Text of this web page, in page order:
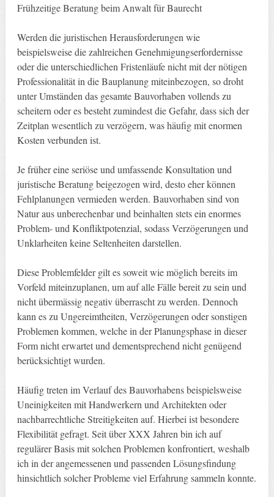
Frühzeitige Beratung beim Anwalt für Baurecht
Werden die juristischen Herausforderungen wie
beispielsweise die zahlreichen Genehmigungserfordernisse
oder die unterschiedlichen Fristenläufe nicht mit der nötigen
Professionalität in die Bauplanung miteinbezogen, so droht
unter Umständen das gesamte Bauvorhaben vollends zu
scheitern oder es besteht zumindest die Gefahr, dass sich der
Zeitplan wesentlich zu verzögern, was häufig mit enormen
Kosten verbunden ist.
Je früher eine seriöse und umfassende Konsultation und
juristische Beratung beigezogen wird, desto eher können
Fehlplanungen vermieden werden. Bauvorhaben sind von
Natur aus unberechenbar und beinhalten stets ein enormes
Problem- und Konfliktpotenzial, sodass Verzögerungen und
Unklarheiten keine Seltenheiten darstellen.
Diese Problemfelder gilt es soweit wie möglich bereits im
Vorfeld miteinzuplanen, um auf alle Fälle bereit zu sein und
nicht übermässig negativ überrascht zu werden. Dennoch
kann es zu Ungereimtheiten, Verzögerungen oder sonstigen
Problemen kommen, welche in der Planungsphase in dieser
Form nicht erwartet und dementsprechend nicht genügend
berücksichtigt wurden.
Häufig treten im Verlauf des Bauvorhabens beispielsweise
Uneinigkeiten mit Handwerkern und Architekten oder
nachbarrechtliche Streitigkeiten auf. Hierbei ist besondere
Flexibilität gefragt. Seit über XXX Jahren bin ich auf
regulärer Basis mit solchen Problemen konfrontiert, weshalb
ich in der angemessenen und passenden Lösungsfindung
hinsichtlich solcher Probleme viel Erfahrung sammeln konnte.